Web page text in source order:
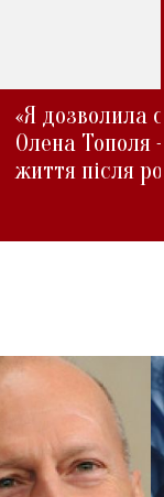
«Я дозволила
Олена Тополя
життя після